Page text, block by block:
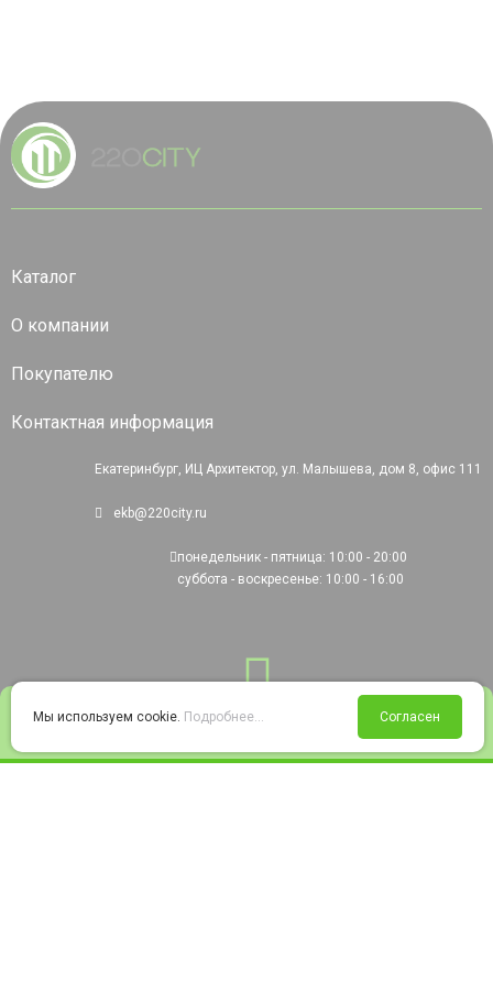
Войти Избранное Корзина
Каталог
О компании
Покупателю
Контактная информация
Екатеринбург, ИЦ Архитектор, ул. Малышева, дом 8, офис 111
ekb@220city.ru
понедельник - пятница: 10:00 - 20:00
суббота - воскресенье: 10:00 - 16:00
Мы используем cookie. Подробнее... Согласен